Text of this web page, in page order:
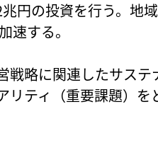
円の投資を行う。地
速する。
戦略に関連したサス
リティ（重要課題）